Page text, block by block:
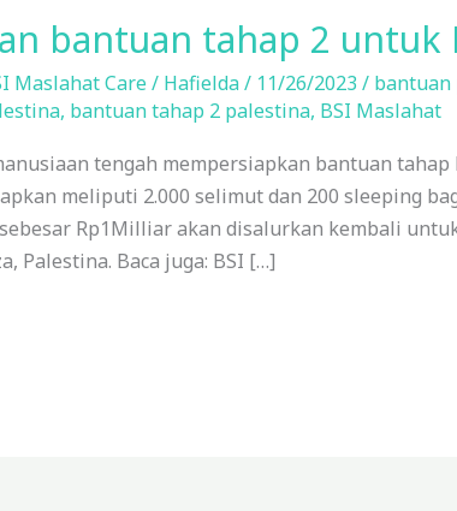
bantuan tahap 2 untuk
Maslahat Care/ Hafielda/ 11/26/2023 / bantuan
, bantuan tahap 2 palestina, BSI Maslahat
tengah mempersiapkan bantuan
meliputi 2.000 selimut dan 200 sleeping
Rp1Milliar akan disalurkan kembali
Palestina. Baca juga: BSI […]